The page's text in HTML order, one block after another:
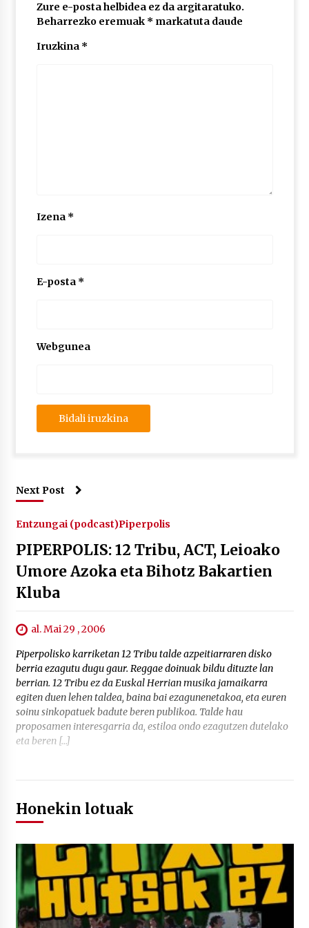
2026/07/03
Zure e-posta helbidea ez da argitaratuko.
Beharrezko eremuak * markatuta daude
Iruzkina *
Izena *
E-posta *
Webgunea
Next Post
Entzungai (podcast)Piperpolis
PIPERPOLIS: 12 Tribu, ACT, Leioako
Umore Azoka eta Bihotz Bakartien
Kluba
al. Mai 29 , 2006
Piperpolisko karriketan 12 Tribu talde azpeitiarraren disko
berria ezagutu dugu gaur. Reggae doinuak bildu dituzte lan
berrian. 12 Tribu ez da Euskal Herrian musika jamaikarra
egiten duen lehen taldea, baina bai ezagunenetakoa, eta euren
soinu sinkopatuek badute beren publikoa. Talde hau
proposamen interesgarria da, estiloa ondo ezagutzen dutelako
eta beren […]
Honekin lotuak